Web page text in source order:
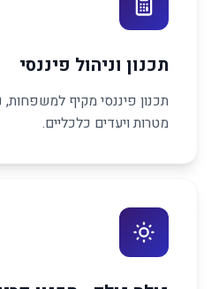
תכנון וניהול פיננסי
תכנון פיננסי מקיף למשפחות,
מטרות ויעדים כלכליים.